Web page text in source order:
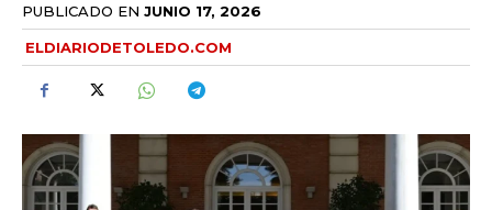
PUBLICADO EN JUNIO 17, 2026
ELDIARIODETOLEDO.COM